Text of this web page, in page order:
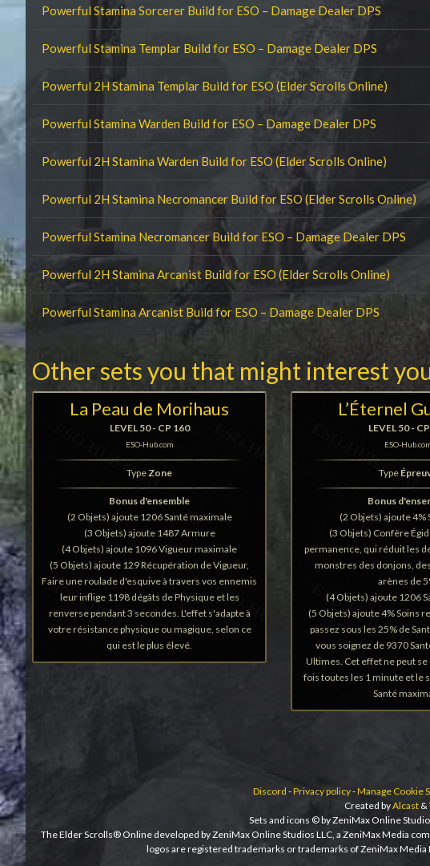
Powerful Stamina Sorcerer Build for ESO – Damage Dealer DPS
Powerful Stamina Templar Build for ESO – Damage Dealer DPS
Powerful 2H Stamina Templar Build for ESO (Elder Scrolls Online)
Powerful Stamina Warden Build for ESO – Damage Dealer DPS
Powerful 2H Stamina Warden Build for ESO (Elder Scrolls Online)
Powerful 2H Stamina Necromancer Build for ESO (Elder Scrolls Online)
Powerful Stamina Necromancer Build for ESO – Damage Dealer DPS
Powerful 2H Stamina Arcanist Build for ESO (Elder Scrolls Online)
Powerful Stamina Arcanist Build for ESO – Damage Dealer DPS
Other sets you that might interest
La Peau de Morihaus
LEVEL 50 - CP 160
ESO-Hub.com
TypeZone
Bonus d'ensemble
(2 Objets) ajoute 1206 Santé maximale
(3 Objets) ajoute 1487 Armure
(4 Objets) ajoute 1096 Vigueur maximale
(5 Objets) ajoute 129 Récupération de Vigueur,
Faire une roulade d'esquive à travers vos ennemis
leur inflige 1198 dégâts de Physique et les
renverse pendant 3 secondes. L'effet s'adapte à
votre résistance physique ou magique, selon ce
qui est le plus élevé.
L’Éternel
LEVEL 50 -
ESO-
Type
Bonus
(2 Objets) ajoute 4%
(3 Objets) Confère
permanence, qui réduit les
monstres des donjons,
arènes de
(4 Objets) ajoute 1206
(5 Objets) ajoute 4% Soins
passez sous les 25% de
vous soignez de 9370
Ultimes. Cet effet ne peut
fois toutes les 1 minute et le
Santé
Discord -Privacy policy-Manage Cookie
Created byAlcast &
Sets and icons © by ZeniMax Online
The Elder Scrolls® Online developed by ZeniMax Online Studios LLC, a ZeniMax Media
logos are registered trademarks or trademarks of ZeniMax Media